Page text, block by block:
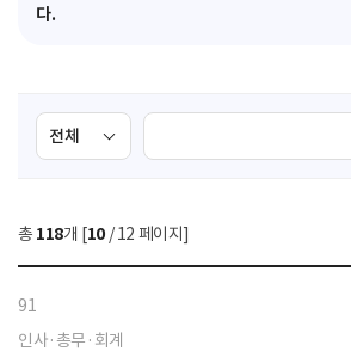
다.
검
색
선
택
색
총 118개 [10 / 12 페이지]
91
인사·총무·회계